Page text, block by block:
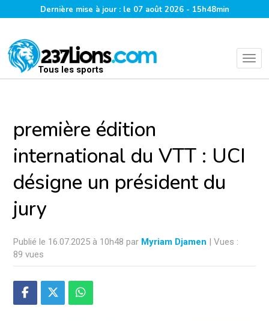
Dernière mise à jour : le 07 août 2026 - 15h48min
Tous les sports
première édition
international du VTT : UCI
désigne un président du
jury
Publié le 16.07.2025 à 10h48 par Myriam Djamen | Vues :
89 vues